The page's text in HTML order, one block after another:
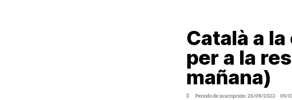
Català a
per a la
mañana)
Periodo de inscripción: 26/09/2022- 09/